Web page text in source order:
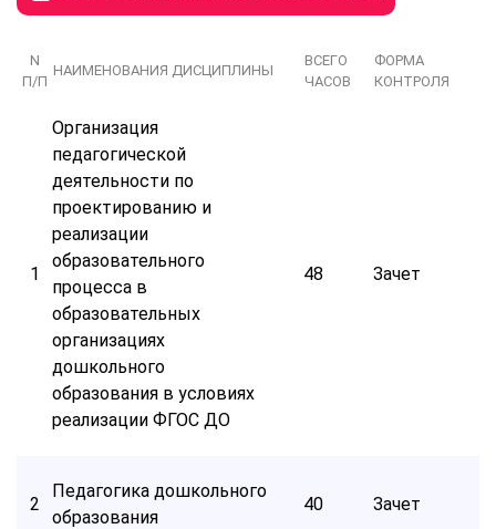
N
П/П
НАИМЕНОВАНИЯ ДИСЦИПЛИНЫ
ВСЕГО
ЧАСОВ
ФОРМА
КОНТРОЛЯ
1
Организация
педагогической
деятельности по
проектированию и
реализации
образовательного
процесса в
образовательных
организациях
дошкольного
образования в условиях
реализации ФГОС ДО
48 Зачет
2
Педагогика дошкольного
образования
40 Зачет